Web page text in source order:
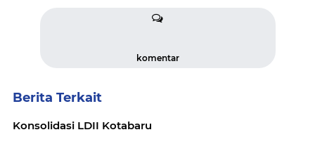
komentar
Berita Terkait
Konsolidasi LDII Kotabaru